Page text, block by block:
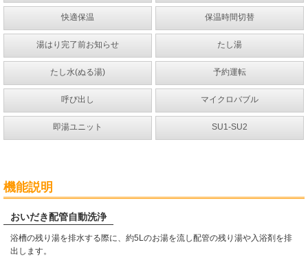
快適保温 保温時間切替
湯はり完了前お知らせ たし湯
たし水(ぬる湯) 予約運転
呼び出し マイクロバブル
即湯ユニット SU1-SU2
機能説明
おいだき配管自動洗浄
浴槽の残り湯を排水する際に、約5Lのお湯を流し配管の残り湯や入浴剤を排
出します。